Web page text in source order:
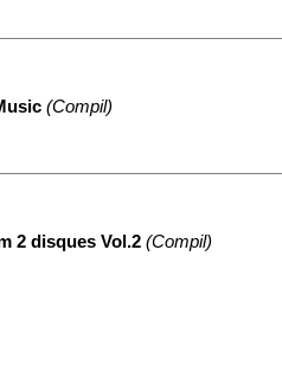
(Compil)
2 disques Vol.2 (Compil)